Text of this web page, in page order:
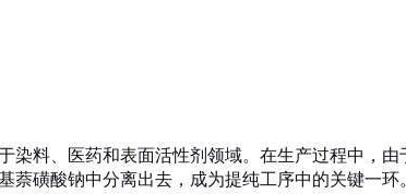
染料、医药和表面活性剂领域。在生产过程中，
磺酸钠中分离出去，成为提纯工序中的关键一环。